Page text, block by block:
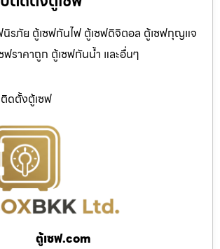
นิรภัย ตู้เซฟกันไฟ ตู้เซฟดิจิตอล ตู้เซฟกุญแจ
ฟราคาถูก ตู้เซฟกันน้ำ และอื่นๆ
ดตั้งตู้เซฟ
ตู้เซฟ.com